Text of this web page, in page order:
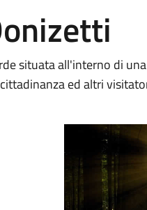
situata all'interno di
ed altri